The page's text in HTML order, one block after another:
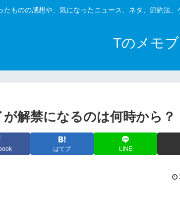
たものの感想や、気になったニュース、ネタ、節約法
Tのメモ
解禁になるのは何時から？
はてブ LINE